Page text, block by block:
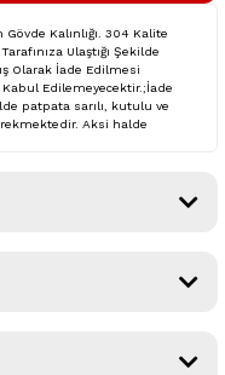
Kalınlığı. 304 Kalite
Ulaştığı Şekilde
Olarak İade Edilmesi
Edilemeyecektir.;İade
patpata sarılı, kutulu ve
Aksi halde